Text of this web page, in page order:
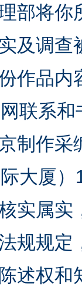
部将
及调
作品
联系
制作
大厦
实属
规规
述权